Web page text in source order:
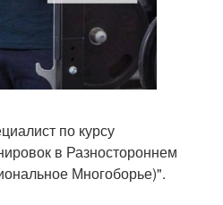
по курсу
в Разностороннем
Многоборье)".